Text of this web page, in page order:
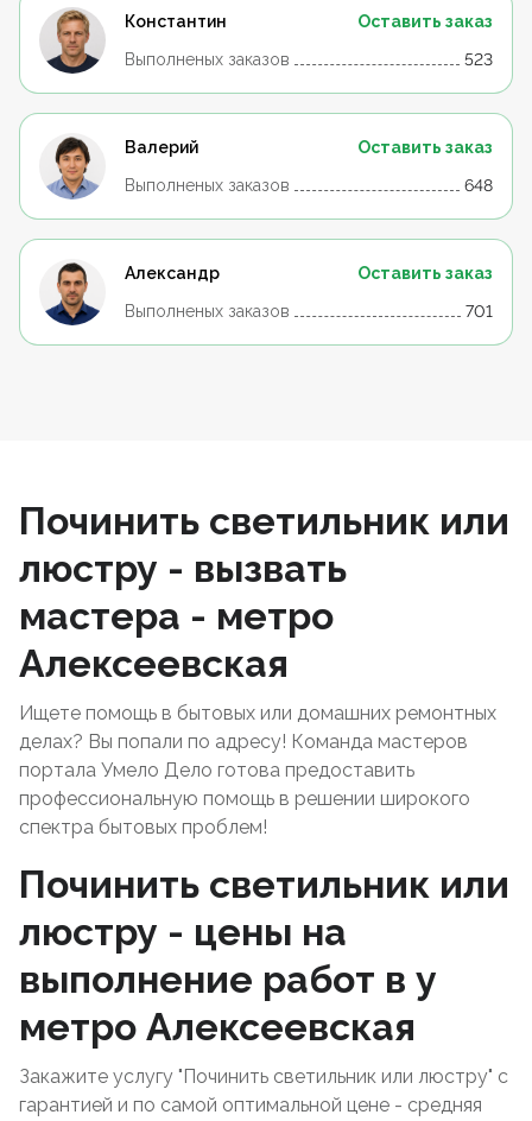
Константин
Оставить заказ
Выполненых заказов
523
Валерий
Оставить заказ
Выполненых заказов
648
Александр
Оставить заказ
Выполненых заказов
701
Починить светильник или
люстру - вызвать
мастера - метро
Алексеевская
Ищете помощь в бытовых или домашних ремонтных
делах? Вы попали по адресу! Команда мастеров
портала Умело Дело готова предоставить
профессиональную помощь в решении широкого
спектра бытовых проблем!
Починить светильник или
люстру - цены на
выполнение работ в у
метро Алексеевская
Закажите услугу "Починить светильник или люстру" с
гарантией и по самой оптимальной цене - средняя